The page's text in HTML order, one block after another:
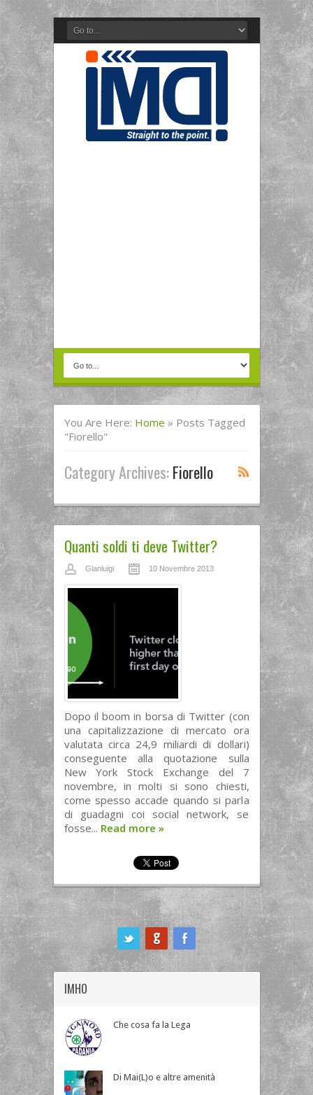
You Are Here: Home » Posts Tagged
"fiorello"
Category Archives:Fiorello
Quanti soldi ti deve Twitter?
Gianluigi 10 Novembre 2013
Dopo il boom in borsa di Twitter (con
una capitalizzazione di mercato ora
valutata circa 24,9 miliardi di dollari)
conseguente alla quotazione sulla
New York Stock Exchange del 7
novembre, in molti si sono chiesti,
come spesso accade quando si parla
di guadagni coi social network, se
fosse... Read more »
IMHO
Che cosa fa la Lega
Di Mai(L)o e altre amenità